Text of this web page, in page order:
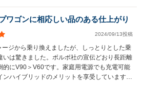
ワゴンに相応しい品のある仕上がり
2024/09/13投稿
ージから乗り換えましたが、しっとりとした乗
いは驚きました。ボルボ社の宣伝どおり長距離
的にV90＞V60です。家庭用電源でも充電可能
ンハイブリッドのメリットを享受しています。
キビ走るような場面はV60の方が得意だと思い